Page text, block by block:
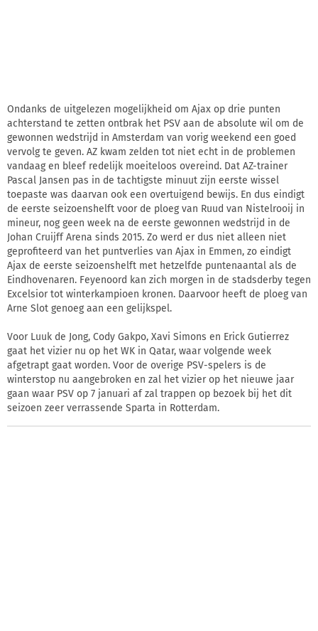
Ondanks de uitgelezen mogelijkheid om Ajax op drie punten
achterstand te zetten ontbrak het PSV aan de absolute wil om de
gewonnen wedstrijd in Amsterdam van vorig weekend een goed
vervolg te geven. AZ kwam zelden tot niet echt in de problemen
vandaag en bleef redelijk moeiteloos overeind. Dat AZ-trainer
Pascal Jansen pas in de tachtigste minuut zijn eerste wissel
toepaste was daarvan ook een overtuigend bewijs. En dus eindigt
de eerste seizoenshelft voor de ploeg van Ruud van Nistelrooij in
mineur, nog geen week na de eerste gewonnen wedstrijd in de
Johan Cruijff Arena sinds 2015. Zo werd er dus niet alleen niet
geprofiteerd van het puntverlies van Ajax in Emmen, zo eindigt
Ajax de eerste seizoenshelft met hetzelfde puntenaantal als de
Eindhovenaren. Feyenoord kan zich morgen in de stadsderby tegen
Excelsior tot winterkampioen kronen. Daarvoor heeft de ploeg van
Arne Slot genoeg aan een gelijkspel.
Voor Luuk de Jong, Cody Gakpo, Xavi Simons en Erick Gutierrez
gaat het vizier nu op het WK in Qatar, waar volgende week
afgetrapt gaat worden. Voor de overige PSV-spelers is de
winterstop nu aangebroken en zal het vizier op het nieuwe jaar
gaan waar PSV op 7 januari af zal trappen op bezoek bij het dit
seizoen zeer verrassende Sparta in Rotterdam.